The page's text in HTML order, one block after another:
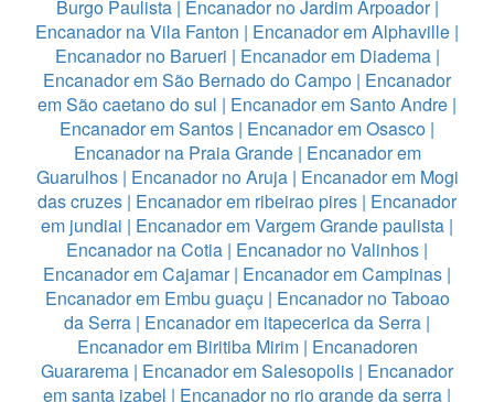
Burgo Paulista| Encanador no Jardim Arpoador|
Encanador na Vila Fanton | Encanador em Alphaville |
Encanador no Barueri | Encanador em Diadema|
Encanador em São Bernado do Campo | Encanador
em São caetano do sul | Encanador em Santo Andre |
Encanador em Santos | Encanador em Osasco |
Encanador na Praia Grande| Encanador em
Guarulhos| Encanador no Aruja| Encanador em Mogi
das cruzes | Encanador em ribeirao pires | Encanador
em jundiai | Encanador em Vargem Grande paulista |
Encanador na Cotia | Encanador no Valinhos |
Encanador em Cajamar| Encanador em Campinas |
Encanador em Embu guaçu | Encanador no Taboao
da Serra | Encanador em itapecerica da Serra |
Encanador em Biritiba Mirim| Encanadoren
Guararema | Encanador em Salesopolis | Encanador
em santa izabel | Encanador no rio grande da serra |